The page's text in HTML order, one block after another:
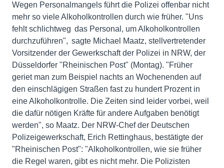
Wegen Personalmangels führt die Polizei offenbar nicht
mehr so viele Alkoholkontrollen durch wie früher. "Uns
fehlt schlichtweg das Personal, um Alkoholkontrollen
durchzuführen", sagte Michael Maatz, stellvertretender
Vorsitzender der Gewerkschaft der Polizei in NRW, der
Düsseldorfer "Rheinischen Post" (Montag). "Früher
geriet man zum Beispiel nachts an Wochenenden auf
den einschlägigen Straßen fast zu hundert Prozent in
eine Alkoholkontrolle. Die Zeiten sind leider vorbei, weil
die dafür nötigen Kräfte für andere Aufgaben benötigt
werden", so Maatz. Der NRW-Chef der Deutschen
Polizeigewerkschaft, Erich Rettinghaus, bestätigte der
"Rheinischen Post": "Alkoholkontrollen, wie sie früher
die Regel waren, gibt es nicht mehr. Die Polizisten